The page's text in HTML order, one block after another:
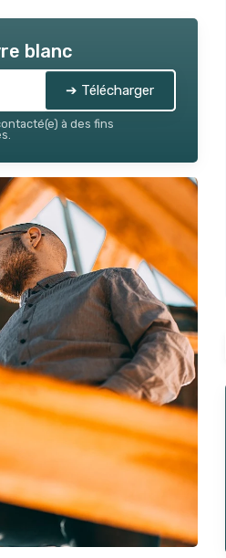
blanc
➔ Télécharger
à des fins